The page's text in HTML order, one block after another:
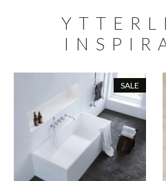
SALE